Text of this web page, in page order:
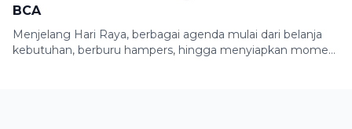
BCA
Menjelang Hari Raya, berbagai agenda mulai dari belanja
kebutuhan, berburu hampers, hingga menyiapkan momen